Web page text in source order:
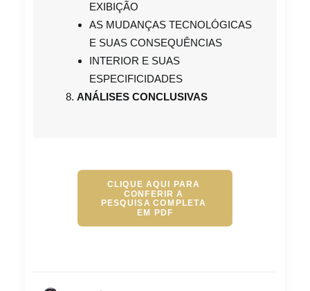
EXIBIÇÃO
AS MUDANÇAS TECNOLÓGICAS
E SUAS CONSEQUÊNCIAS
INTERIOR E SUAS
ESPECIFICIDADES
ANÁLISES CONCLUSIVAS
CLIQUE AQUI PARA
CONFERIR A
PESQUISA COMPLETA
EM PDF